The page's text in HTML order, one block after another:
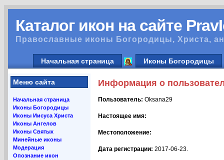
Каталог икон на сайте
Православные иконы Богородицы, Христа,
Начальная страница Иконы Богородицы
Меню сайта
Начальная страница
Иконы Богородицы
Иконы Иисуса Христа
Иконы Ангелов
Иконы Святых
Минейные иконы
Модерация
Опознание икон
Информация о
Пользователь: Oksana29
Настоящее имя:
Местоположение:
Дата регистрации: 2017-06-23.